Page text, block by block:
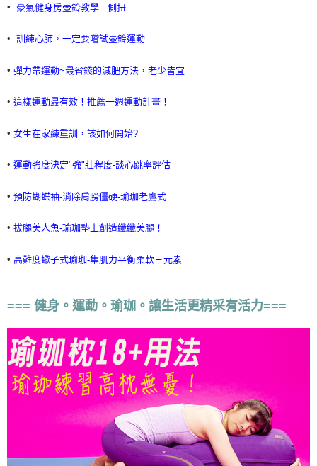
• 豪氣健身房壺鈴教學 - 側扭
• 訓練心肺，一定要嚐試壺鈴運動
• 彈力帶運動~最省錢的減肥方法，老少皆宜
• 這樣運動最有效！推薦一週運動計畫！
• 女生在家練重訓，該如何開始?
• 運動強度決定"強"壯程度-談心跳率評估
• 預防蝴蝶袖-消除肩膀僵硬-瑜珈老鷹式
• 拔腿美人魚-瑜珈墊上創造纖纖美腿！
• 高難度蠍子式瑜珈-集肌力平衡柔軟三元素
=== 健身。運動。瑜珈。讓生活更精采有活力===